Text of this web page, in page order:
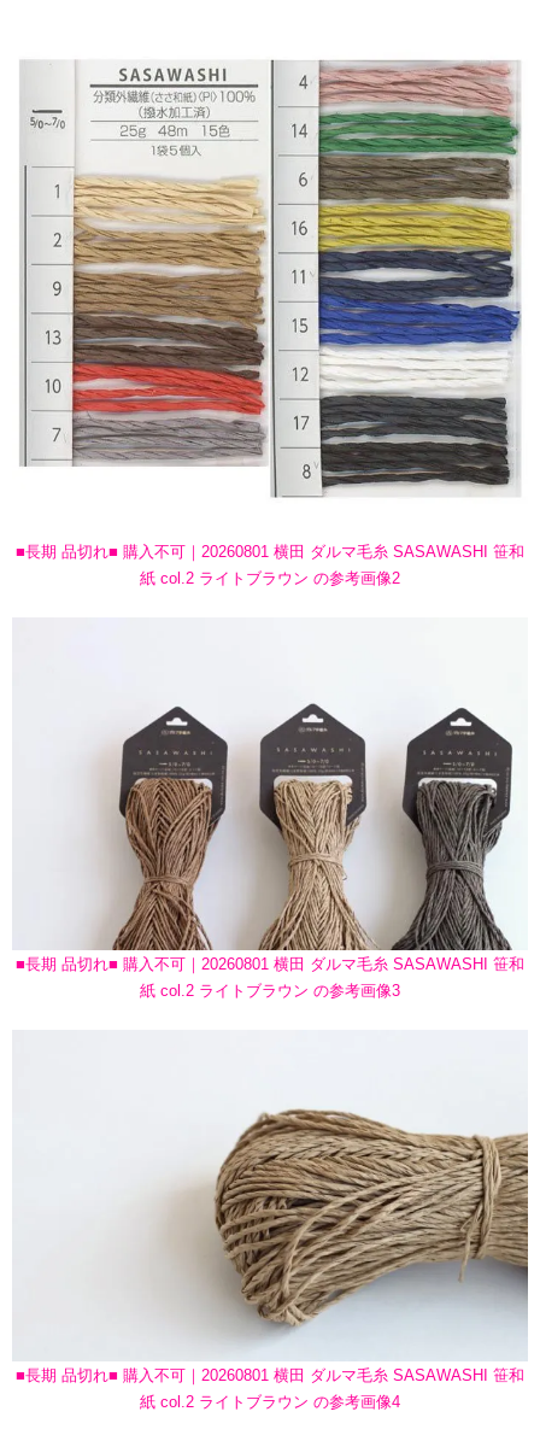
■長期 品切れ■ 購入不可｜20260801 横田 ダルマ毛糸 SASAWASHI 笹和
紙 col.2 ライトブラウン の参考画像2
■長期 品切れ■ 購入不可｜20260801 横田 ダルマ毛糸 SASAWASHI 笹和
紙 col.2 ライトブラウン の参考画像3
■長期 品切れ■ 購入不可｜20260801 横田 ダルマ毛糸 SASAWASHI 笹和
紙 col.2 ライトブラウン の参考画像4